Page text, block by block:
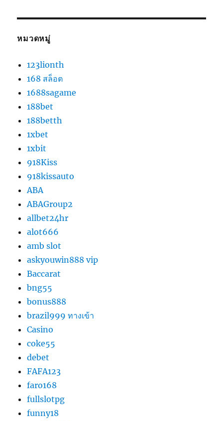
หมวดหมู่
123lionth
168 สล็อต
1688sagame
188bet
188betth
1xbet
1xbit
918Kiss
918kissauto
ABA
ABAGroup2
allbet24hr
alot666
amb slot
askyouwin888 vip
Baccarat
bng55
bonus888
brazil999 ทางเข้า
Casino
coke55
debet
FAFA123
faro168
fullslotpg
funny18